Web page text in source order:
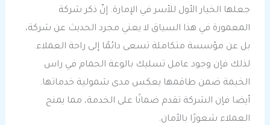
جعلها الخيار الأول للأسر في الإمارة. إنّ ذكر شركة
المعمورة في هذا السياق لا يعني مجرد الحديث عن شركة،
بل عن مؤسسة متكاملة تسعى دائمًا إلى راحة العملاء.
لذلك فإن وجود عامل تسليك بالوعة الحمام في راس
الخيمة ضمن طاقمها يعكس مدى شمولية خدماتها.
أيضا فإن الشركة تقدم ضمانًا على الخدمة، مما يمنح
العملاء شعورًا بالأمان.